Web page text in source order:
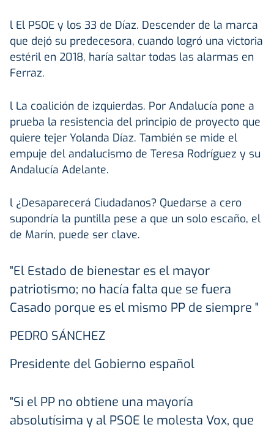
l El PSOE y los 33 de Díaz. Descender de la marca
que dejó su predecesora, cuando logró una victoria
estéril en 2018, haría saltar todas las alarmas en
Ferraz.
l La coalición de izquierdas. Por Andalucía pone a
prueba la resistencia del principio de proyecto que
quiere tejer Yolanda Díaz. También se mide el
empuje del andalucismo de Teresa Rodríguez y su
Andalucía Adelante.
l ¿Desaparecerá Ciudadanos? Quedarse a cero
supondría la puntilla pese a que un solo escaño, el
de Marín, puede ser clave.
"El Estado de bienestar es el mayor
patriotismo; no hacía falta que se fuera
Casado porque es el mismo PP de siempre "
PEDRO SÁNCHEZ
Presidente del Gobierno español
"Si el PP no obtiene una mayoría
absolutísima y al PSOE le molesta Vox, que